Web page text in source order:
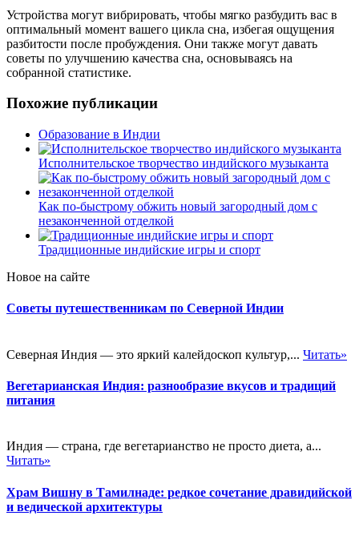
Устройства могут вибрировать, чтобы мягко разбудить вас в
оптимальный момент вашего цикла сна, избегая ощущения
разбитости после пробуждения. Они также могут давать
советы по улучшению качества сна, основываясь на
собранной статистике.
Похожие публикации
Образование в Индии
Исполнительское творчество индийского музыканта
Как по-быстрому обжить новый загородный дом с
незаконченной отделкой
Традиционные индийские игры и спорт
Новое на сайте
Советы путешественникам по Северной Индии
Северная Индия — это яркий калейдоскоп культур,... Читать»
Вегетарианская Индия: разнообразие вкусов и традиций
питания
Индия — страна, где вегетарианство не просто диета, а...
Читать»
Храм Вишну в Тамилнаде: редкое сочетание дравидийской
и ведической архитектуры